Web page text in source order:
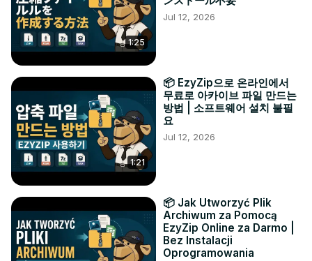
1:25
Jul 12, 2026
1:21
📦 EzyZip으로 온라인에서
무료로 아카이브 파일 만드는
방법 | 소프트웨어 설치 불필
요
Jul 12, 2026
📦 Jak Utworzyć Plik
Archiwum za Pomocą
EzyZip Online za Darmo |
Bez Instalacji
Oprogramowania